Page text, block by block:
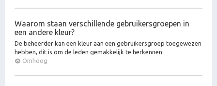
Waarom staan verschillende gebruikersgroepen in
een andere kleur?
De beheerder kan een kleur aan een gebruikersgroep toegewezen
hebben, dit is om de leden gemakkelijk te herkennen.
Omhoog